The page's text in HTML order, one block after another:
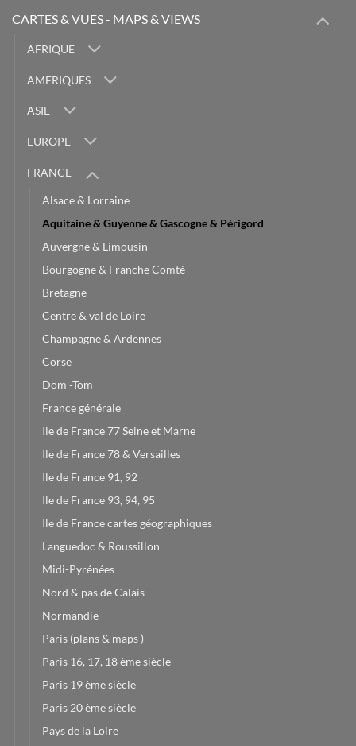
CARTES & VUES - MAPS & VIEWS
AFRIQUE
AMERIQUES
ASIE
EUROPE
FRANCE
Alsace & Lorraine
Aquitaine & Guyenne & Gascogne & Périgord
Auvergne & Limousin
Bourgogne & Franche Comté
Bretagne
Centre & val de Loire
Champagne & Ardennes
Corse
Dom -Tom
France générale
Ile de France 77 Seine et Marne
Ile de France 78 & Versailles
Ile de France 91, 92
Ile de France 93, 94, 95
Ile de France cartes géographiques
Languedoc & Roussillon
Midi-Pyrénées
Nord & pas de Calais
Normandie
Paris (plans & maps )
Paris 16, 17, 18 ème siècle
Paris 19 ème siècle
Paris 20 ème siècle
Pays de la Loire